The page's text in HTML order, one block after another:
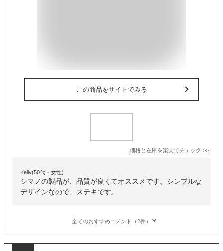
この商品をサイトでみる
価格と在庫を楽天でチェック >>
Kelly(50代・女性)
シマノの製品が、品質が良くてオススメです。シンプルな
デザインなので、ステキです。
全てのおすすめコメント（2件）